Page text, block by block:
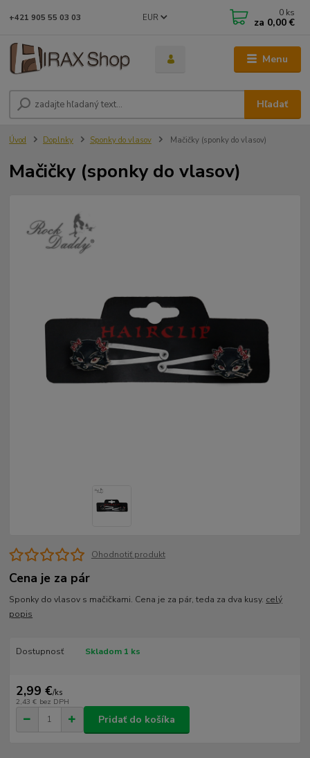
Menu
EUR
Hľadať
+421 905 55 03 03 0 ks
za 0,00 €
Úvod Doplnky Sponky do vlasov Mačičky (sponky do vlasov)
Mačičky (sponky do vlasov)
Ohodnotiť produkt
Cena je za pár
Sponky do vlasov s mačičkami. Cena je za pár, teda za dva kusy. celý
popis
Dostupnosť Skladom 1 ks
2,99 €/ks
2,43 € bez DPH
Pridať do košíka